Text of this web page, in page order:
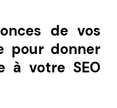
de vos
pour donner
à votre SEO